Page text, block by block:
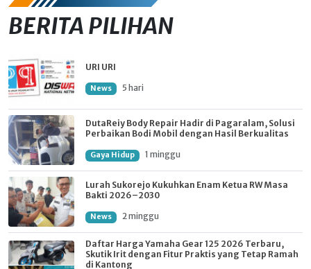
BERITA PILIHAN
URI URI
News 5 hari
DutaReiy Body Repair Hadir di Pagaralam, Solusi
Perbaikan Bodi Mobil dengan Hasil Berkualitas
Gaya Hidup 1 minggu
Lurah Sukorejo Kukuhkan Enam Ketua RW Masa
Bakti 2026–2030
News 2 minggu
Daftar Harga Yamaha Gear 125 2026 Terbaru,
Skutik Irit dengan Fitur Praktis yang Tetap Ramah
di Kantong